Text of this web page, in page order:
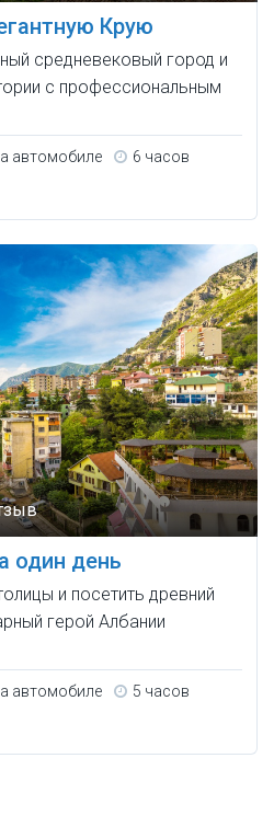
Крую
средневековый город и
с профессиональным
автомобиле 6 часов
один день
и посетить древний
герой Албании
автомобиле 5 часов